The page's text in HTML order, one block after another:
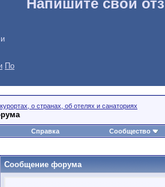
По
о странах, об отелях и санаториях
Справка Сообщество
Сообщение форума